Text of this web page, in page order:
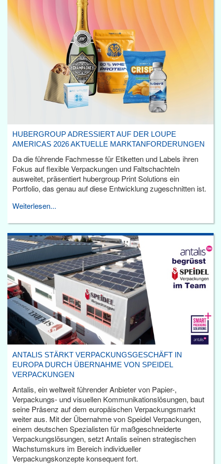
HUBERGROUP ADRESSIERT AUF DER LOUPE
AMERICAS 2026 AKTUELLE MARKTANFORDERUNGEN
Da die führende Fachmesse für Etiketten und Labels ihren
Fokus auf flexible Verpackungen und Faltschachteln
ausweitet, präsentiert hubergroup Print Solutions ein
Portfolio, das genau auf diese Entwicklung zugeschnitten ist.
Weiterlesen...
ANTALIS STÄRKT VERPACKUNGSGESCHÄFT IN
EUROPA DURCH ÜBERNAHME VON SPEIDEL
VERPACKUNGEN
Antalis, ein weltweit führender Anbieter von Papier-,
Verpackungs- und visuellen Kommunikationslösungen, baut
seine Präsenz auf dem europäischen Verpackungsmarkt
weiter aus. Mit der Übernahme von Speidel Verpackungen,
einem deutschen Spezialisten für maßgeschneiderte
Verpackungslösungen, setzt Antalis seinen strategischen
Wachstumskurs im Bereich individueller
Verpackungskonzepte konsequent fort.